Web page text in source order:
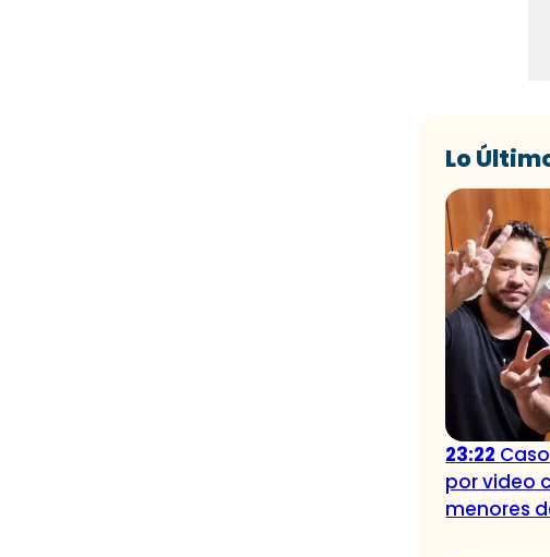
Lo
23:22
por video
menores